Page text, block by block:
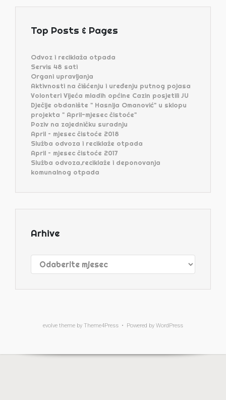
Top Posts & Pages
Odvoz i reciklaža otpada
Servis 48 sati
Organi upravljanja
Aktivnosti na čišćenju i uređenju putnog pojasa
Volonteri Vijeća mladih općine Cazin posjetili JU
Dječije obdanište " Hasnija Omanović" u sklopu
projekta " April-mjesec čistoće"
Poziv na zajedničku suradnju
April – mjesec čistoće 2018
Služba odvoza i reciklaže otpada
April – mjesec čistoće 2017
Služba odvoza,reciklaže i deponovanja
komunalnog otpada
Arhive
evolve theme by Theme4Press • Powered by WordPress